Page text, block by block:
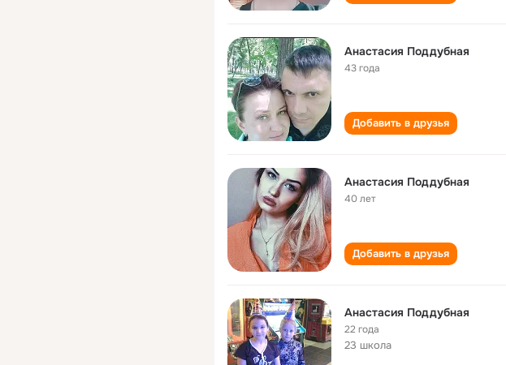
Анастасия Поддубная
43 года
Добавить в друзья
Анастасия Поддубная
40 лет
Добавить в друзья
Анастасия Поддубная
22 года
23 школа